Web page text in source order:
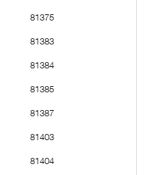
81375
81383
81384
81385
81387
81403
81404